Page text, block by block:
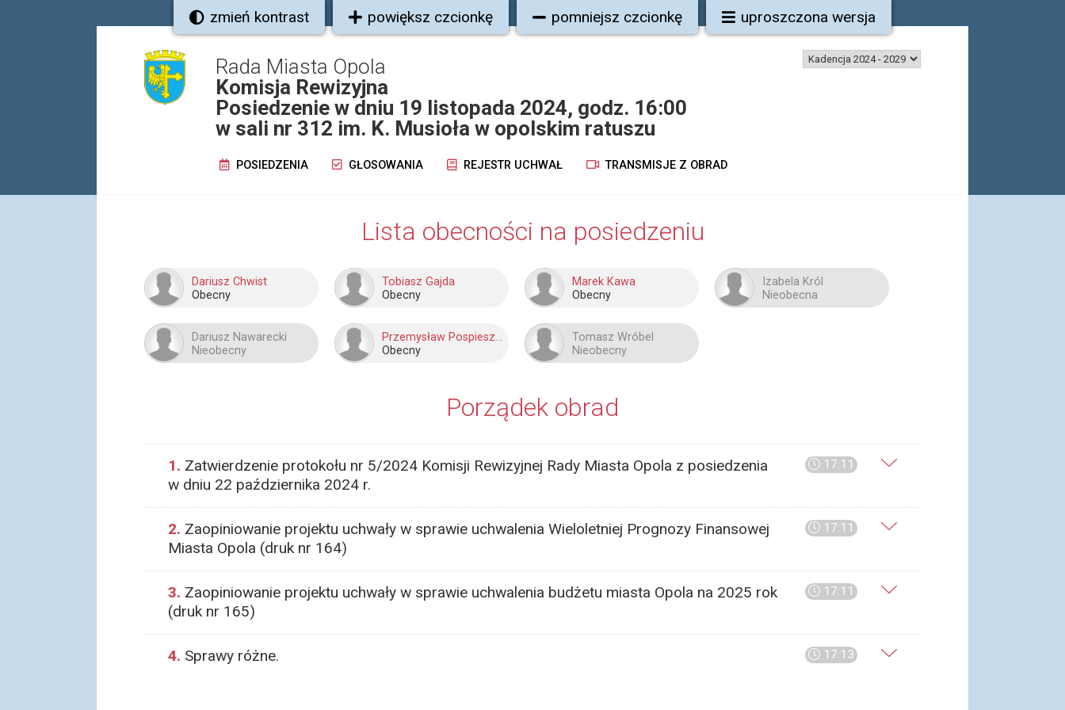
zmień kontrast powiększ czcionkę pomniejsz czcionkę uproszczona wersja
Rada Miasta Opola
Komisja Rewizyjna
Posiedzenie w dniu 19 listopada 2024, godz. 16:00
w sali nr 312 im. K. Musioła w opolskim ratuszu
POSIEDZENIA GŁOSOWANIA REJESTR UCHWAŁ TRANSMISJE Z OBRAD
Lista obecności na posiedzeniu
Dariusz Chwist
Obecny
Tobiasz Gajda
Obecny
Marek Kawa
Obecny
Izabela Król
Nieobecna
Dariusz Nawarecki
Nieobecny
Przemysław Pospieszyński
Obecny
Tomasz Wróbel
Nieobecny
Porządek obrad
17:11
1. Zatwierdzenie protokołu nr 5/2024 Komisji Rewizyjnej Rady Miasta Opola z posiedzenia
w dniu 22 października 2024 r.
17:11
2. Zaopiniowanie projektu uchwały w sprawie uchwalenia Wieloletniej Prognozy Finansowej
Miasta Opola (druk nr 164)
17:11
3. Zaopiniowanie projektu uchwały w sprawie uchwalenia budżetu miasta Opola na 2025 rok
(druk nr 165)
17:13
4. Sprawy różne.